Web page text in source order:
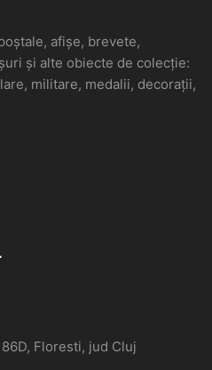
afișe, brevete,
și alte obiecte de colecție:
militare, medalii, decorații,
Floresti, jud Cluj